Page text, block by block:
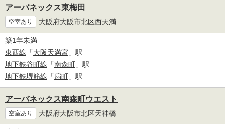
アーバネックス東梅田
空室あり 大阪府大阪市北区西天満
築1年未満
東西線 「大阪天満宮 」駅
地下鉄谷町線 「南森町 」駅
地下鉄堺筋線 「 扇町 」駅
アーバネックス南森町ウエスト
空室あり 大阪府大阪市北区天神橋